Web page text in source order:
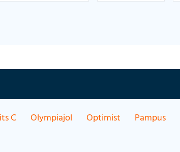
C Olympiajol Optimist Pampus